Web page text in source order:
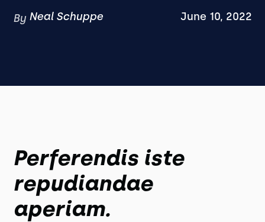
By Neal Schuppe June 10, 2022
Perferendis iste
repudiandae
aperiam.